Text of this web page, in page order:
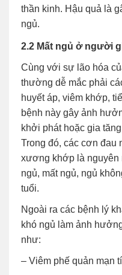
thần kinh. Hậu quả là
ngủ.
2.2 Mất ngủ ở người
Cùng với sự lão hóa
thường dễ mắc phải
huyết áp, viêm khớp,
bệnh này gây ảnh
khởi phát hoặc gia
Trong đó, các cơn đau
xương khớp là nguyên
ngủ, mất ngủ, ngủ
tuổi.
Ngoài ra các bệnh lý
khó ngủ làm ảnh
như:
– Viêm phế quản mạn